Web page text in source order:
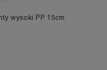
wysoki PP 15cm